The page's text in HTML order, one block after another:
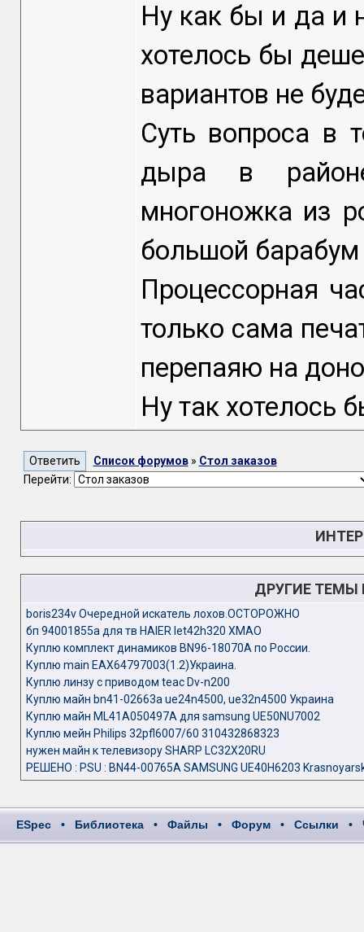
Ну как бы и да и
хотелось бы
вариантов не
Суть вопроса в
дыра в
многоножка из
большой барабум
Процессорная
только сама
перепаяю на
Ну так хотелось
Список форумов» Стол заказов
Перейти:
ДРУГИЕ ТЕМЫ
boris234v Очередной искатель лохов.OCTOPOЖНО
бп 94001855a для тв HAIER let42h320 ХМАО
Куплю комплект динамиков BN96-18070A по России.
Куплю main EAX64797003(1.2)Украина.
Куплю линзу с приводом teac Dv-n200
Куплю майн bn41-02663a ue24n4500, ue32n4500 Украина
Куплю майн ML41A050497A для samsung UE50NU7002
Куплю мейн Philips 32pfl6007/60 310432868323
нужен майн к телевизору SHARP LC32X20RU
РЕШЕНО : PSU : BN44-00765A SAMSUNG UE40H6203
ESpec • Библиотека • Файлы • Форум • Ссылки •